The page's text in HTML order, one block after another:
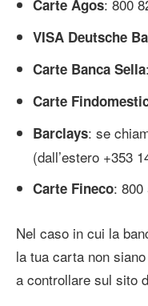
Carte Agos: 800
VISA Deutsche
Carte Banca Sella
Carte
Barclays: se
(dall’estero +353
Carte Fineco: 800
Nel caso in cui la
la tua carta non
a controllare sul sito